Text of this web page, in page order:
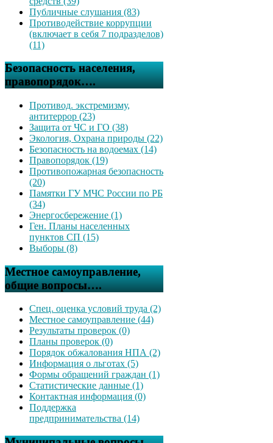
Публичные слушания (83)
Противодействие коррупции
(включает в себя 7 подразделов)
(11)
Безопасность населения,
правопорядок….
Противод. экстремизму,
антитеррор (23)
Защита от ЧС и ГО (38)
Экология, Охрана природы (22)
Безопасность на водоемах (14)
Правопорядок (19)
Противопожарная безопасность
(20)
Памятки ГУ МЧС России по РБ
(34)
Энергосбережение (1)
Ген. Планы населенных
пунктов СП (15)
Выборы (8)
Местное самоуправление,
общие вопросы….
Спец. оценка условий труда (2)
Местное самоуправление (44)
Результаты проверок (0)
Планы проверок (0)
Порядок обжалования НПА (2)
Информация о льготах (5)
Формы обращений граждан (1)
Статистические данные (1)
Контактная информация (0)
Поддержка
предпринимательства (14)